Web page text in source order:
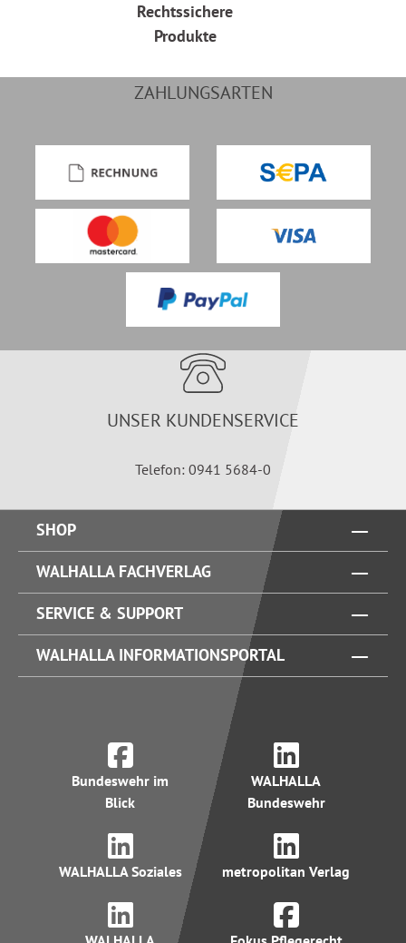
Rechtssichere
Produkte
ZAHLUNGSARTEN
UNSER KUNDENSERVICE
Telefon: 0941 5684-0
SHOP
WALHALLA FACHVERLAG
SERVICE & SUPPORT
WALHALLA INFORMATIONSPORTAL
Bundeswehr im
Blick
WALHALLA
Bundeswehr
WALHALLA Soziales metropolitan Verlag